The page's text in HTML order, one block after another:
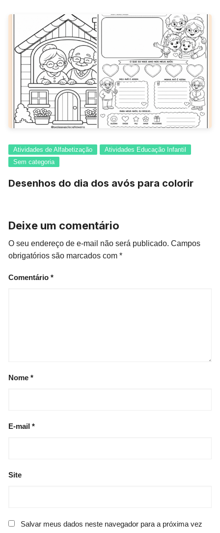
Atividades de Alfabetização
Atividades Educação Infantil
Sem categoria
Desenhos do dia dos avós para colorir
Deixe um comentário
O seu endereço de e-mail não será publicado. Campos
obrigatórios são marcados com*
Comentário*
Nome*
E-mail*
Site
Salvar meus dados neste navegador para a próxima vez